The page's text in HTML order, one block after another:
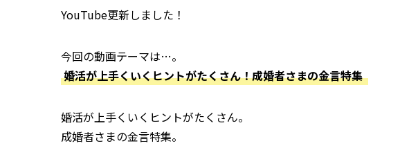
YouTube更新しました！
今回の動画テーマは…。
婚活が上手くいくヒントがたくさん！成婚者さまの金言特集
婚活が上手くいくヒントがたくさん。
成婚者さまの金言特集。